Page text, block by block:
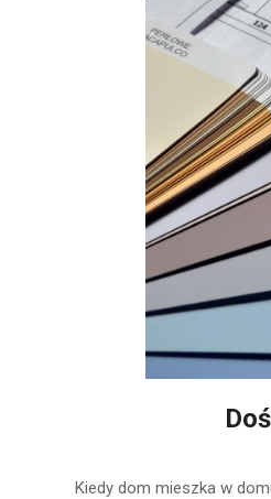
Kiedy dom mieszka w